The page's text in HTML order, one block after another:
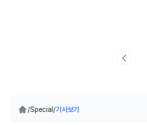
/Special /기사보기